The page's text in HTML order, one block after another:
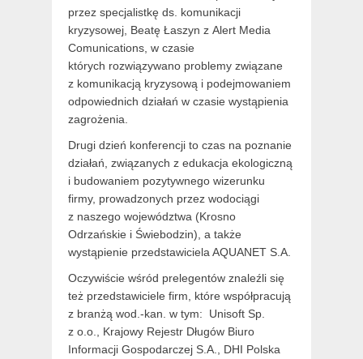
przez specjalistkę ds. komunikacji
kryzysowej, Beatę Łaszyn z Alert Media
Comunications, w czasie
których rozwiązywano problemy związane
z komunikacją kryzysową i podejmowaniem
odpowiednich działań w czasie wystąpienia
zagrożenia.
Drugi dzień konferencji to czas na poznanie
działań, związanych z edukacja ekologiczną
i budowaniem pozytywnego wizerunku
firmy, prowadzonych przez wodociągi
z naszego województwa (Krosno
Odrzańskie i Świebodzin), a także
wystąpienie przedstawiciela AQUANET S.A.
Oczywiście wśród prelegentów znaleźli się
też przedstawiciele firm, które współpracują
z branżą wod.-kan. w tym: Unisoft Sp.
z o.o., Krajowy Rejestr Długów Biuro
Informacji Gospodarczej S.A., DHI Polska